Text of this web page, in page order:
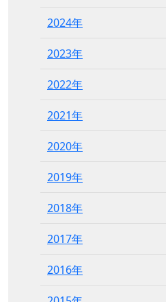
2024年
2023年
2022年
2021年
2020年
2019年
2018年
2017年
2016年